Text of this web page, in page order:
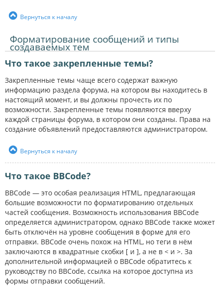
Вернуться к началу
Форматирование сообщений и типы
создаваемых тем
Что такое закрепленные темы?
Закрепленные темы чаще всего содержат важную
информацию раздела форума, на котором вы находитесь в
настоящий момент, и вы должны прочесть их по
возможности. Закрепленные темы появляются вверху
каждой страницы форума, в котором они созданы. Права на
создание объявлений предоставляются администратором.
Вернуться к началу
Что такое BBCode?
BBCode — это особая реализация HTML, предлагающая
большие возможности по форматированию отдельных
частей сообщения. Возможность использования BBCode
определяется администратором, однако BBCode также может
быть отключён на уровне сообщения в форме для его
отправки. BBCode очень похож на HTML, но теги в нём
заключаются в квадратные скобки [ и ], а не в < и >. За
дополнительной информацией о BBCode обратитесь к
руководству по BBCode, ссылка на которое доступна из
формы отправки сообщений.